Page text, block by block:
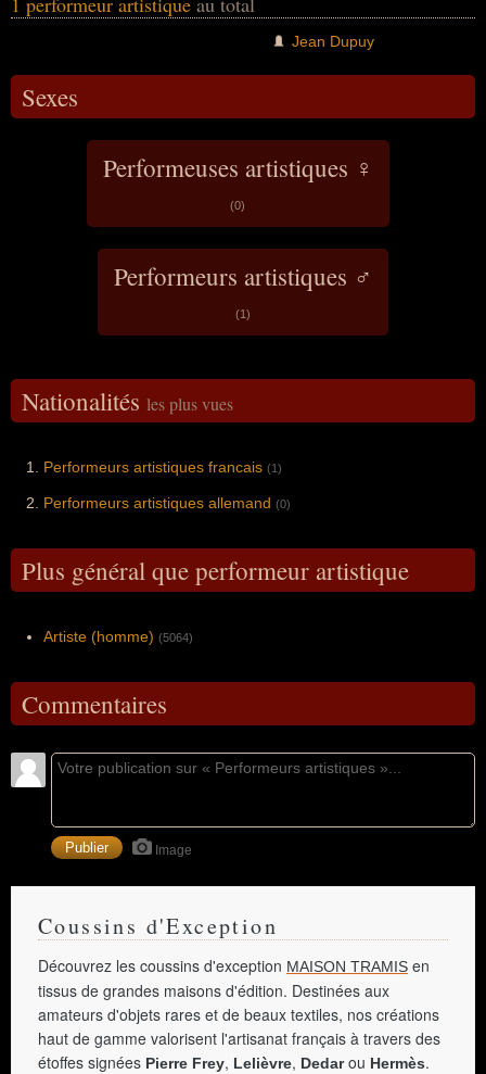
Jean Dupuy
Sexes
Performeuses artistiques ♀
(0)
Performeurs artistiques ♂
(1)
Nationalités les plus vues
Performeurs artistiques francais (1)
Performeurs artistiques allemand (0)
Plus général que performeur artistique
Artiste (homme) (5064)
Commentaires
Image
Coussins d'Exception
Découvrez les coussins d'exception MAISON TRAMIS en
tissus de grandes maisons d'édition. Destinées aux
amateurs d'objets rares et de beaux textiles, nos créations
haut de gamme valorisent l'artisanat français à travers des
étoffes signées Pierre Frey, Lelièvre, Dedarou Hermès.